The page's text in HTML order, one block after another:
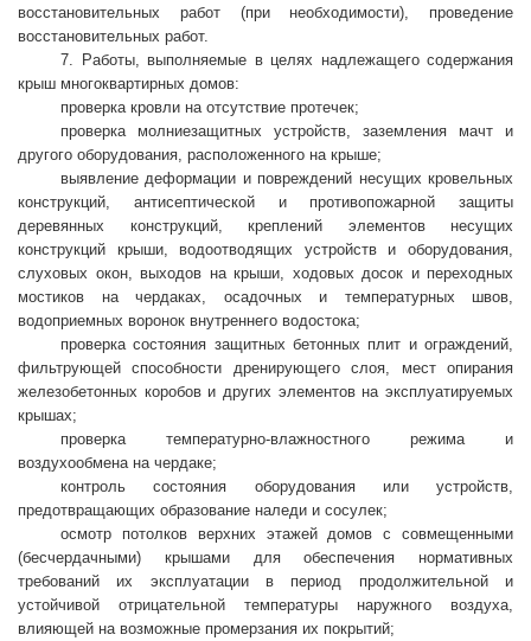
восстановительных работ (при необходимости), проведение
восстановительных работ.
7. Работы, выполняемые в целях надлежащего содержания
крыш многоквартирных домов:
проверка кровли на отсутствие протечек;
проверка молниезащитных устройств, заземления мачт и
другого оборудования, расположенного на крыше;
выявление деформации и повреждений несущих кровельных
конструкций, антисептической и противопожарной защиты
деревянных конструкций, креплений элементов несущих
конструкций крыши, водоотводящих устройств и оборудования,
слуховых окон, выходов на крыши, ходовых досок и переходных
мостиков на чердаках, осадочных и температурных швов,
водоприемных воронок внутреннего водостока;
проверка состояния защитных бетонных плит и ограждений,
фильтрующей способности дренирующего слоя, мест опирания
железобетонных коробов и других элементов на эксплуатируемых
крышах;
проверка температурно-влажностного режима и
воздухообмена на чердаке;
контроль состояния оборудования или устройств,
предотвращающих образование наледи и сосулек;
осмотр потолков верхних этажей домов с совмещенными
(бесчердачными) крышами для обеспечения нормативных
требований их эксплуатации в период продолжительной и
устойчивой отрицательной температуры наружного воздуха,
влияющей на возможные промерзания их покрытий;